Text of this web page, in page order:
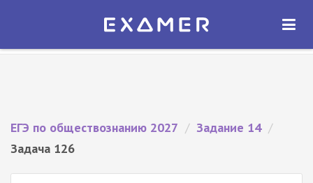
Экзамер — ЕГЭ 2027
ОТКРЫТЬ
ЕГЭ по обществознанию 2027 / Задание 14 /
Задача 126